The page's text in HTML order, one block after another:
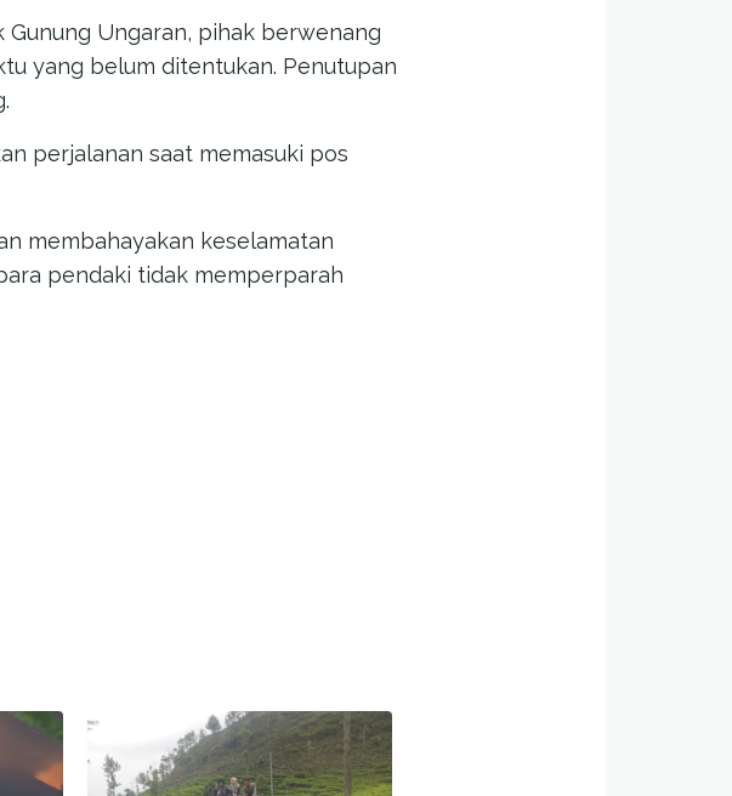
Ungaran, pihak berwenang
yang belum ditentukan. Penutupan
perjalanan saat memasuki pos
membahayakan keselamatan
pendaki tidak memperparah